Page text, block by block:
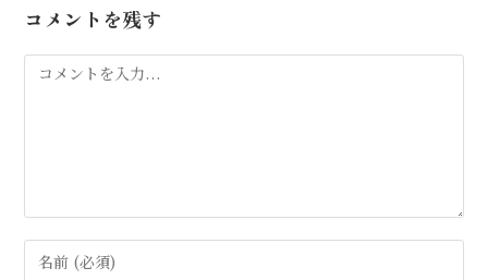
コメントを残す